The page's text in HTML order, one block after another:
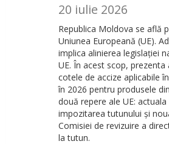
20 iulie 2026
Republica Moldova se află
Uniunea Europeană (UE).
implica alinierea legislației
UE. În acest scop,
cotele de accize aplicabile
în 2026 pentru produsele
două repere ale UE:
impozitarea tutunului și
Comisiei de revizuire a
la tutun.